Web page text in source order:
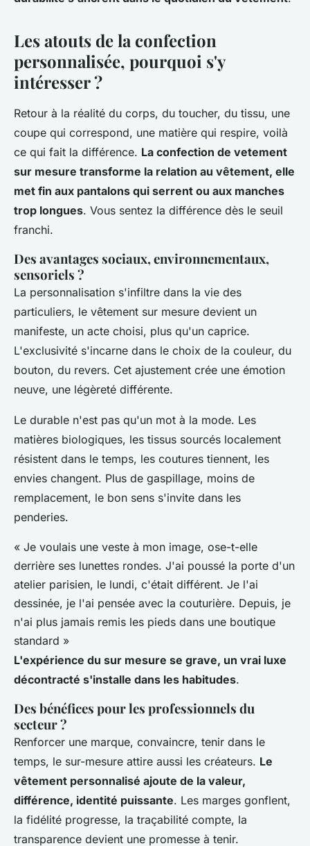
Les atouts de la confection
personnalisée, pourquoi s'y
intéresser ?
Retour à la réalité du corps, du toucher, du tissu, une
coupe qui correspond, une matière qui respire, voilà
ce qui fait la différence. La confection de vetement
sur mesure transforme la relation au vêtement, elle
met fin aux pantalons qui serrent ou aux manches
trop longues. Vous sentez la différence dès le seuil
franchi.
Des avantages sociaux, environnementaux,
sensoriels ?
La personnalisation s'infiltre dans la vie des
particuliers, le vêtement sur mesure devient un
manifeste, un acte choisi, plus qu'un caprice.
L'exclusivité s'incarne dans le choix de la couleur, du
bouton, du revers. Cet ajustement crée une émotion
neuve, une légèreté différente.
Le durable n'est pas qu'un mot à la mode. Les
matières biologiques, les tissus sourcés localement
résistent dans le temps, les coutures tiennent, les
envies changent. Plus de gaspillage, moins de
remplacement, le bon sens s'invite dans les
penderies.
« Je voulais une veste à mon image, ose-t-elle
derrière ses lunettes rondes. J'ai poussé la porte d'un
atelier parisien, le lundi, c'était différent. Je l'ai
dessinée, je l'ai pensée avec la couturière. Depuis, je
n'ai plus jamais remis les pieds dans une boutique
standard »
L'expérience du sur mesure se grave, un vrai luxe
décontracté s'installe dans les habitudes.
Des bénéfices pour les professionnels du
secteur ?
Renforcer une marque, convaincre, tenir dans le
temps, le sur-mesure attire aussi les créateurs. Le
vêtement personnalisé ajoute de la valeur,
différence, identité puissante. Les marges gonflent,
la fidélité progresse, la traçabilité compte, la
transparence devient une promesse à tenir.